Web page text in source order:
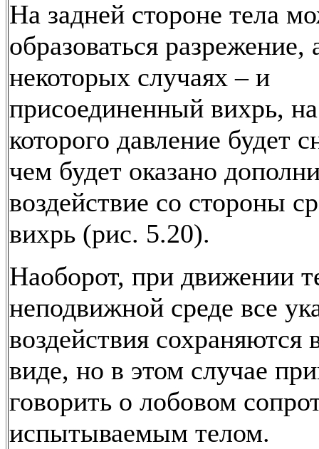
На задней стороне тела
образоваться разрежение,
некоторых случаях – и
присоединенный вихрь,
которого давление будет
чем будет оказано
воздействие со стороны
вихрь (рис. 5.20).
Наоборот, при движении
неподвижной среде все
воздействия сохраняются
виде, но в этом случае
говорить о лобовом
испытываемым телом.